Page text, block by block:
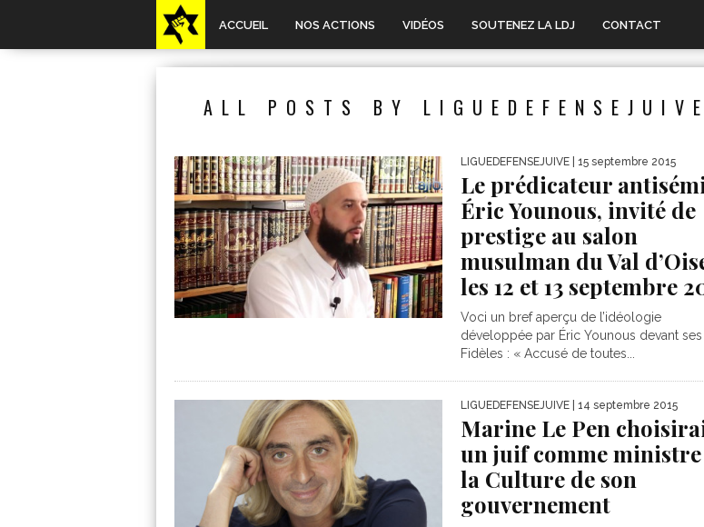
ACCUEIL NOS ACTIONS VIDÉOS SOUTENEZ LA LDJ CONTACT
ALL POSTS BY LIGUEDEFENSEJUIVE
LIGUEDEFENSEJUIVE | 15 septembre 2015
Le prédicateur
Éric Younous, invité de
prestige au salon
musulman du Val
les 12 et 13 septembre
Voci un bref aperçu de l’idéologie
développée par Éric Younous devant ses
Fidèles : « Accusé de toutes...
LIGUEDEFENSEJUIVE | 14 septembre 2015
Marine Le Pen
un juif comme ministre
la Culture de son
gouvernement